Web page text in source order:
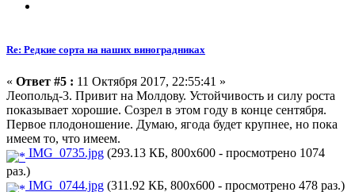
Re: Редкие сорта на наших виноградниках
« Ответ #5 : 11 Октября 2017, 22:55:41 »
Леопольд-3. Привит на Молдову. Устойчивость и силу роста
показывает хорошие. Созрел в этом году в конце сентября.
Первое плодоношение. Думаю, ягода будет крупнее, но пока
имеем то, что имеем.
IMG_0735.jpg (293.13 КБ, 800x600 - просмотрено 1074
раз.)
IMG_0744.jpg (311.92 КБ, 800x600 - просмотрено 478 раз.)